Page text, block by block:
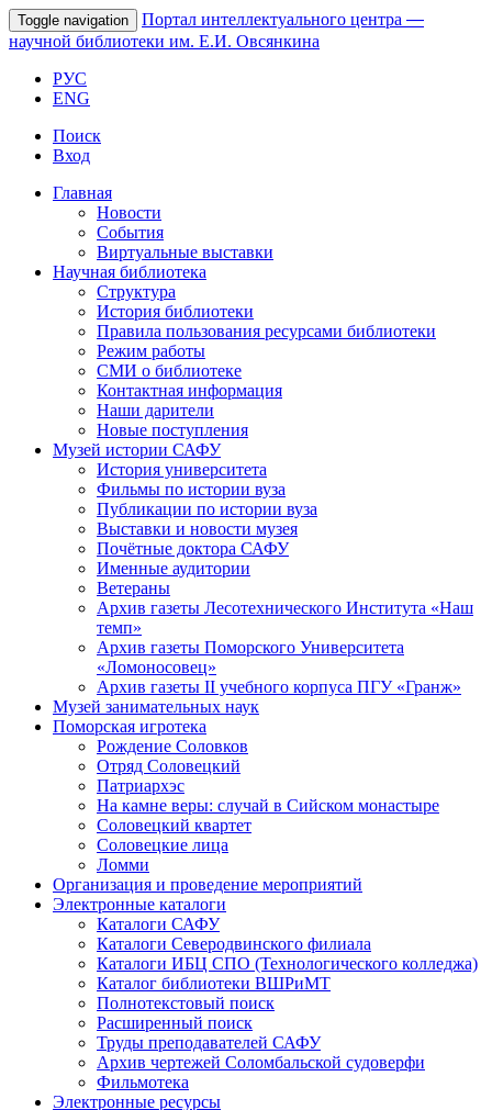
Toggle navigation Портал интеллектуального центра —
научной библиотеки им. Е.И. Овсянкина
РУС
ENG
Поиск
Вход
Главная
Новости
События
Виртуальные выставки
Научная библиотека
Структура
История библиотеки
Правила пользования ресурсами библиотеки
Режим работы
СМИ о библиотеке
Контактная информация
Наши дарители
Новые поступления
Музей истории САФУ
История университета
Фильмы по истории вуза
Публикации по истории вуза
Выставки и новости музея
Почётные доктора САФУ
Именные аудитории
Ветераны
Архив газеты Лесотехнического Института «Наш
темп»
Архив газеты Поморского Университета
«Ломоносовец»
Архив газеты II учебного корпуса ПГУ «Гранж»
Музей занимательных наук
Поморская игротека
Рождение Соловков
Отряд Соловецкий
Патриархэс
На камне веры: случай в Сийском монастыре
Соловецкий квартет
Соловецкие лица
Ломми
Организация и проведение мероприятий
Электронные каталоги
Каталоги САФУ
Каталоги Северодвинского филиала
Каталоги ИБЦ СПО (Технологического колледжа)
Каталог библиотеки ВШРиМТ
Полнотекстовый поиск
Расширенный поиск
Труды преподавателей САФУ
Архив чертежей Соломбальской судоверфи
Фильмотека
Электронные ресурсы